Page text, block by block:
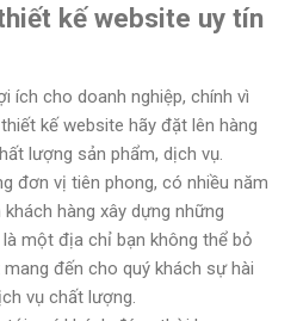
kế website uy tín
ích cho doanh nghiệp, chính vì
kế website hãy đặt lên hàng
lượng sản phẩm, dịch vụ.
đơn vị tiên phong, có nhiều năm
hàng xây dựng những
một địa chỉ bạn không thể bỏ
đến cho quý khách sự hài
vụ chất lượng.